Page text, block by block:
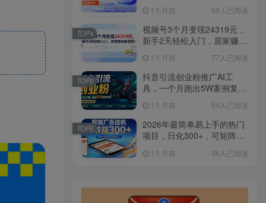
1个月前 59人已阅读
视频号3个月变现24319元，
新手2天轻松入门，居家赚米
1个月前 77人已阅读
TOP4
抖音引流创业粉推广AI工
具，一个月跑出5W案例复
1个月前 54人已阅读
TOP5
2026年最简单易上手的热门
项目，日化300+，可矩阵操
1个月前 36人已阅读
TOP6